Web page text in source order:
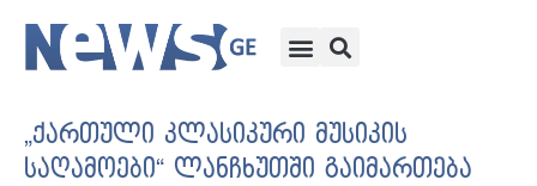
„ქართული კლასიკური მუსიკის
საღამოები“ ლანჩხუთში გაიმართება